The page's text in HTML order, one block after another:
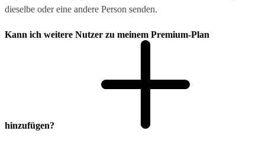
dieselbe oder eine andere Person senden.
Kann ich weitere Nutzer zu meinem Premium-Plan
hinzufügen?